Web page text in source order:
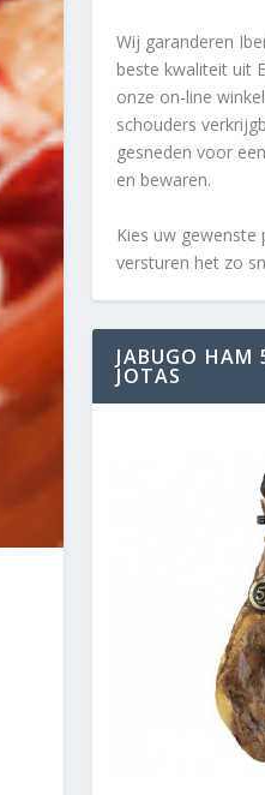
Wij garanderen
beste kwaliteit uit
onze on-line
schouders
gesneden voor
en bewaren.
Kies uw
versturen het zo
JABUGO HAM
JOTAS